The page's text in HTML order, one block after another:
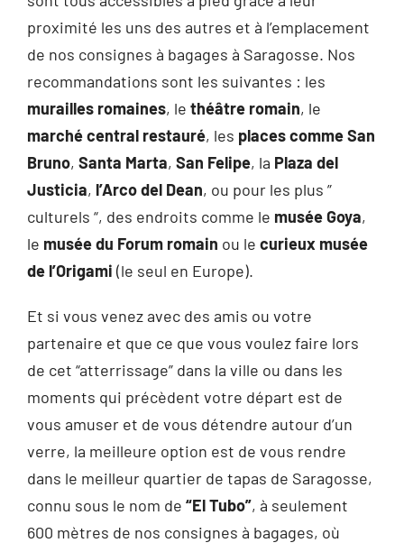
proximité les uns des autres et à l’emplacement
de nos consignes à bagages à Saragosse. Nos
recommandations sont les suivantes : les
murailles romaines, le théâtre romain, le
marché central restauré, les places comme San
Bruno, Santa Marta, San Felipe, la Plaza del
Justicia, l’Arco del Dean, ou pour les plus ”
culturels “, des endroits comme le musée Goya,
le musée du Forum romain ou le curieux musée
de l’Origami (le seul en Europe).
Et si vous venez avec des amis ou votre
partenaire et que ce que vous voulez faire lors
de cet “atterrissage” dans la ville ou dans les
moments qui précèdent votre départ est de
vous amuser et de vous détendre autour d’un
verre, la meilleure option est de vous rendre
dans le meilleur quartier de tapas de Saragosse,
connu sous le nom de “El Tubo”, à seulement
600 mètres de nos consignes à bagages, où